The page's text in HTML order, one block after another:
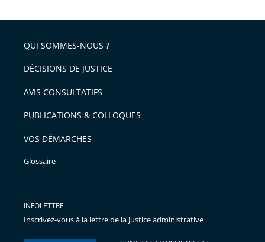
l'article
pour
avant
QUI SOMMES-NOUS ?
DÉCISIONS DE JUSTICE
AVIS CONSULTATIFS
PUBLICATIONS & COLLOQUES
VOS DÉMARCHES
Glossaire
INFOLETTRE
Inscrivez-vous à la lettre de la Justice administrative